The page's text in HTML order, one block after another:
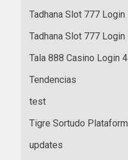
Tadhana Slot 777
Tadhana Slot 777
Tala 888 Casino Login
Tendencias
test
Tigre Sortudo
updates